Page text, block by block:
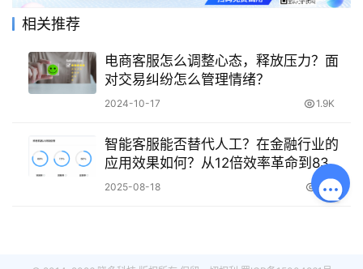
相关推荐
电商客服怎么调整心态，释放压力？面
对交易纠纷怎么管理情绪？
2024-10-17 1.9K
智能客服能否替代人工？在金融行业的
应用效果如何？从12倍效率革命到83%
高净值客群坚守，解析AI替代与协同的
2025-08-18 692